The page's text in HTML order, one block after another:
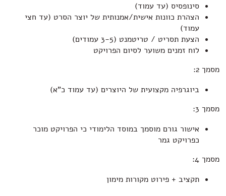
סינופסיס (עד עמוד)
הצהרת כוונות אישית/אמנותית של יוצר הסרט (עד חצי
עמוד)
הצעת תסריט / טריטמנט (3-5 עמודים)
לוח זמנים משוער לסיום הפרויקט
מסמך 2:
ביוגרפיה מקצועית של היוצרים (עד עמוד כ"א)
מסמך 3:
אישור גורם מוסמך במוסד הלימודי כי הפרויקט מוכר
כפרויקט גמר
מסמך 4:
תקציב + פירוט מקורות מימון